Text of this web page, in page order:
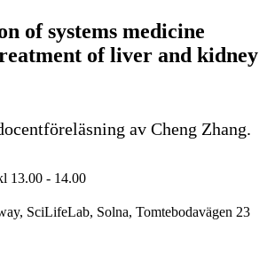
of systems medicine
of liver and kidney
av Cheng Zhang.
13.00 - 14.00
SciLifeLab, Solna, Tomtebodavägen 23